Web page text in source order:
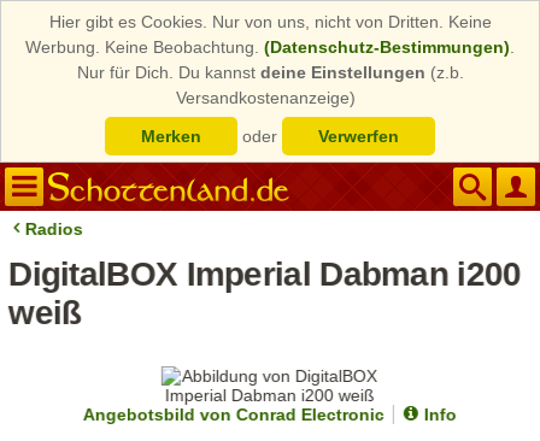
Hier gibt es Cookies. Nur von uns, nicht von Dritten. Keine
Werbung. Keine Beobachtung. (Datenschutz-Bestimmungen)
Nur für Dich. Du kannst deine Einstellungen (z.b.
Versandkostenanzeige)
Merken
oder Verwerfen
Radios
DigitalBOX Imperial Dabman i200
weiß
Angebotsbild von Conrad Electronic
Info